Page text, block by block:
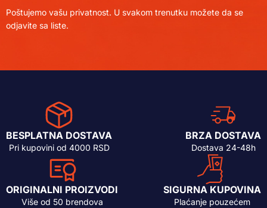
Poštujemo vašu privatnost. U svakom trenutku možete da se
odjavite sa liste.
BESPLATNA DOSTAVA
Pri kupovini od 4000 RSD
BRZA DOSTAVA
Dostava 24-48h
ORIGINALNI PROIZVODI
Više od 50 brendova
SIGURNA KUPOVINA
Plaćanje pouzećem